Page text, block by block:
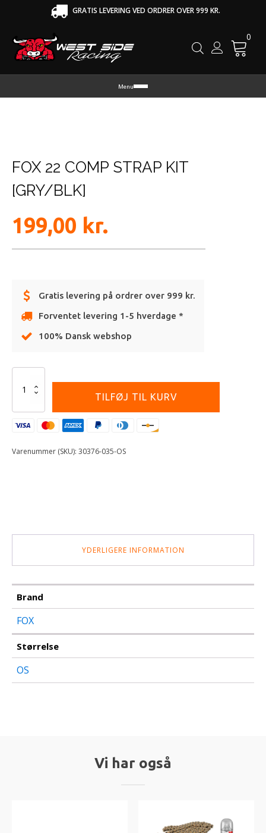
GRATIS LEVERING VED ORDRER OVER 999 KR.
0
Menu
FOX 22 COMP STRAP KIT
[GRY/BLK]
199,00 kr.
Gratis levering på ordrer over 999 kr.
Forventet levering 1-5 hverdage *
100% Dansk webshop
STRAP
KIT
TILFØJ TIL KURV
Varenummer (SKU): 30376-035-OS
YDERLIGERE INFORMATION
Brand
FOX
Størrelse
OS
Vi har også